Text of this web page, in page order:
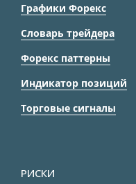
Графики Форекс
Словарь трейдера
Форекс паттерны
Индикатор позиций
Торговые сигналы
РИСКИ